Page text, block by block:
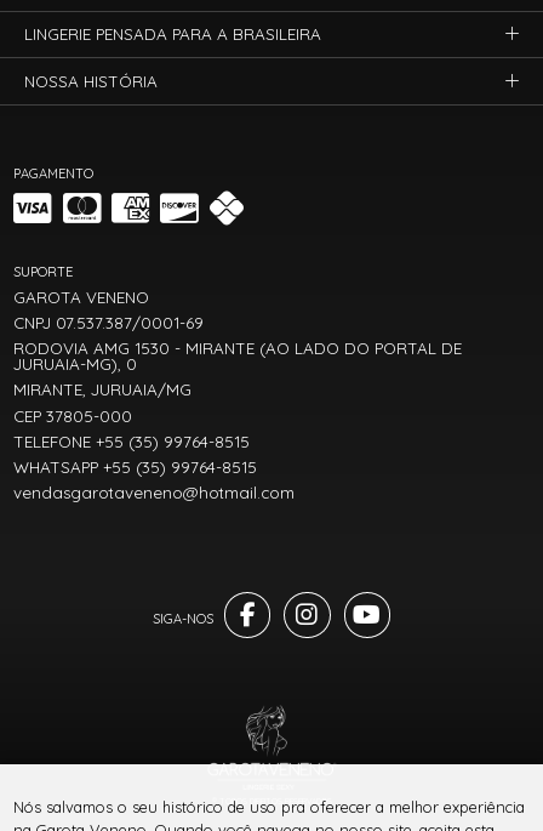
PAGAMENTO
SUPORTE
GAROTA VENENO
CNPJ 07.537.387/0001-69
RODOVIA AMG 1530 - MIRANTE (AO LADO DO PORTAL DE
JURUAIA-MG), 0
MIRANTE, JURUAIA/MG
CEP 37805-000
TELEFONE +55 (35) 99764-8515
WHATSAPP +55 (35) 99764-8515
vendasgarotaveneno@hotmail.com
LINGERIE PENSADA PARA A BRASILEIRA
NOSSA HISTÓRIA
® TODOS DIREITOS RESERVADOS
Nós salvamos o seu histórico de uso pra oferecer a melhor experiência